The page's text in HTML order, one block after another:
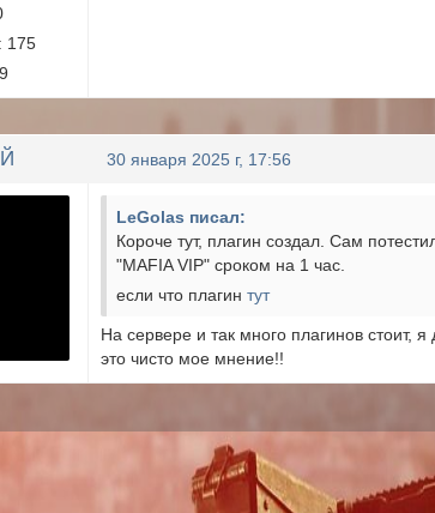
175
30 января 2025 г, 17:56
LeGolas писал:
Короче тут, плагин создал. Сам
"MAFIA VIP" сроком на 1 час.
если что плагинтут
На сервере и так много плагинов стоит,
это чисто мое мнение!!